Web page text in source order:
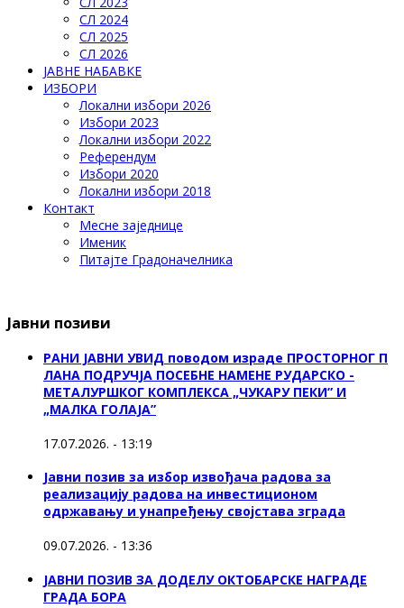
СЛ 2024
СЛ 2025
СЛ 2026
ЈАВНЕ НАБАВКЕ
ИЗБОРИ
Локални избори 2026
Избори 2023
Локални избори 2022
Референдум
Избори 2020
Локални избори 2018
Контакт
Месне заједнице
Именик
Питајте Градоначелника
Јавни позиви
РАНИ ЈАВНИ УВИД поводом израде ПРОСТОРНОГ П
ЛАНА ПОДРУЧЈА ПОСЕБНЕ НАМЕНЕ РУДАРСКО -
МЕТАЛУРШКОГ КОМПЛЕКСА „ЧУКАРУ ПЕКИ” И
„МАЛКА ГОЛАЈА”
17.07.2026. - 13:19
Јавни позив за избор извођача радова за
реализацију радова на инвестиционом
одржавању и унапређењу својстава зграда
09.07.2026. - 13:36
ЈАВНИ ПОЗИВ ЗА ДОДЕЛУ ОКТOБАРСКЕ НАГРАДЕ
ГРАДА БОРА